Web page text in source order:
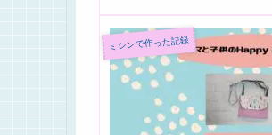
ミシンで作った記録